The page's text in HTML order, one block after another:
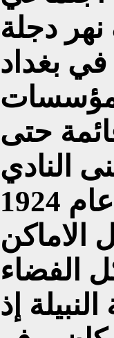
دجلة
بغداد
حتى
النادي
الاماكن
الفضاء
إذ